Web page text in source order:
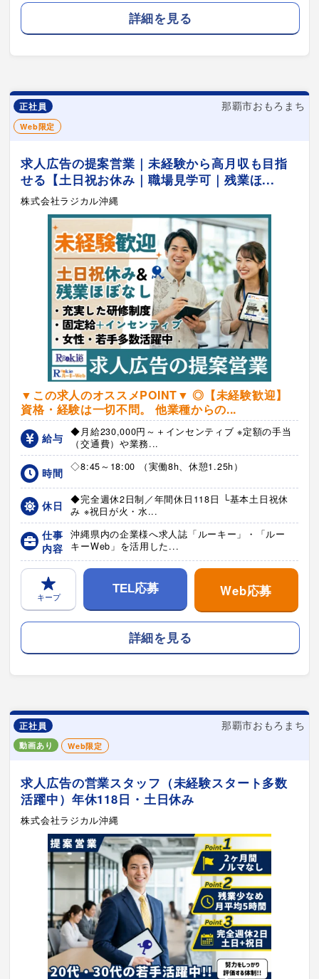
詳細を見る
正社員 那覇市おもろまち
Web限定
求人広告の提案営業｜未経験から高月収も目指
せる【土日祝お休み｜職場見学可｜残業ほ...
株式会社ラジカル沖縄
▼この求人のオススメPOINT▼ ◎【未経験歓迎】
資格・経験は一切不問。 他業種からの...
給与
◆月給230,000円～＋インセンティブ ※定額の手当
（交通費）や業務...
時間 ◇8:45～18:00 （実働8h、休憩1.25h）
休日
◆完全週休2日制／年間休日118日 └基本土日祝休
み ※祝日が火・水...
仕事
内容
沖縄県内の企業様へ求人誌「ルーキー」・「ルー
キーWeb」を活用した...
キープ
TEL応募 Web応募
詳細を見る
正社員 那覇市おもろまち
動画あり Web限定
求人広告の営業スタッフ（未経験スタート多数
活躍中）年休118日・土日休み
株式会社ラジカル沖縄